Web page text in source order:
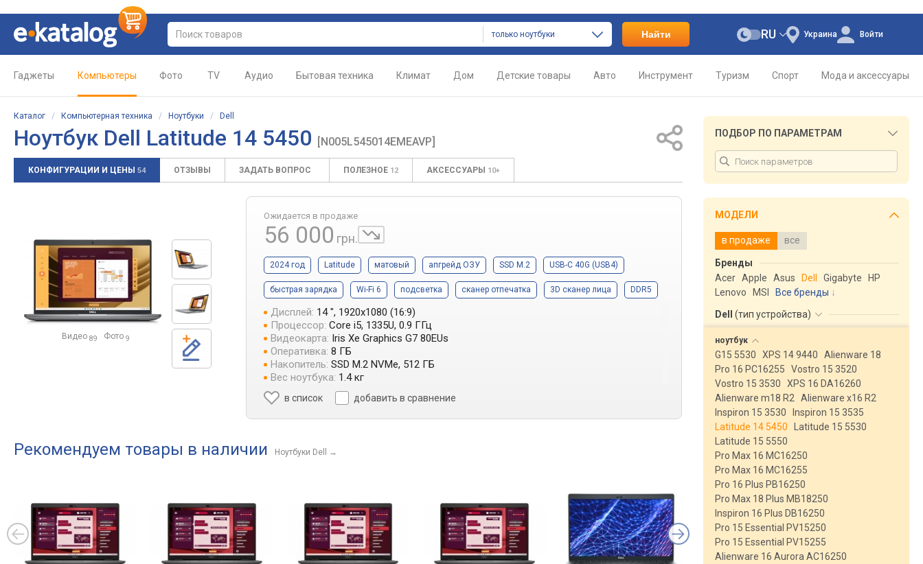
только ноутбуки Найти Украина
RU Войти
Гаджеты Компьютеры Фото TV Аудио Бытовая техника Климат Дом Детские товары Авто Инструмент Туризм Спорт Мода и аксессуары
Каталог / Компьютерная техника / Ноутбуки / Dell
Ноутбук Dell Latitude 14 5450 [N005L545014EMEAVP]
КОНФИГУРАЦИИ И ЦЕНЫ 54 ОТЗЫВЫ ЗАДАТЬ ВОПРОС ПОЛЕЗНОЕ 12 АКСЕССУАРЫ 10+
Видео 89 Фото 9
Ожидается в продаже
56 000 грн.
2024 год Latitude матовый апгрейд ОЗУ SSD M.2 USB-C 40G (USB4)
быстрая зарядка Wi-Fi 6 подсветка сканер отпечатка 3D сканер лица DDR5
Дисплей: 14 ", 1920x1080 (16:9)
Процессор: Core i5, 1335U, 0.9 ГГц
Видеокарта: Iris Xe Graphics G7 80EUs
Оперативка: 8 ГБ
Накопитель: SSD M.2 NVMe, 512 ГБ
Вес ноутбука: 1.4 кг
в список добавить в сравнение
Рекомендуем товары в наличии Ноутбуки Dell →
ПОДБОР ПО ПАРАМЕТРАМ
МОДЕЛИ
в продаже все
Бренды
Acer Apple Asus Dell Gigabyte
HP
Lenovo
MSI
Все бренды
Dell (тип устройства)
ноутбук
G15 5530 XPS 14 9440
Alienware 18
Pro 16 PC16255
Vostro 15 3520
Vostro 15 3530
XPS 16 DA16260
Alienware m18 R2
Alienware x16 R2
Inspiron 15 3530
Inspiron 15 3535
Latitude 14 5450
Latitude 15 5530
Latitude 15 5550
Pro Max 16 MC16250
Pro Max 16 MC16255
Pro 16 Plus PB16250
Pro Max 18 Plus MB18250
Inspiron 16 Plus DB16250
Pro 15 Essential PV15250
Pro 15 Essential PV15255
Alienware 16 Aurora AC16250